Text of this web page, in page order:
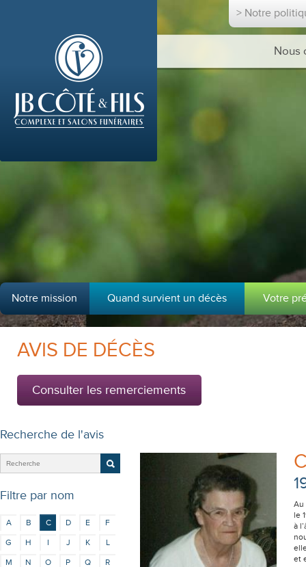
> Notre
Nous
Notre mission Quand survient un décès Votre
AVIS DE DÉCÈS
Consulter les remerciements
Recherche de l'avis
Filtre par nom
A B C D E
F
G
H I J K
L
M
N O P Q
R
Au
le
à
et